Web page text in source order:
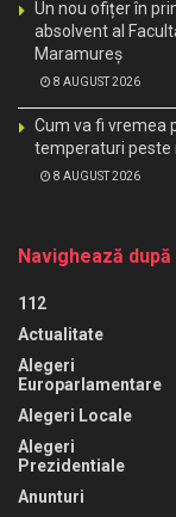
Un nou ofițer în
absolvent al
Maramureș
8 AUGUST 2026
Cum va fi vremea
temperaturi peste
8 AUGUST 2026
Navighează
112
Actualitate
Alegeri
Europarlamentare
Alegeri Locale
Alegeri
Prezidentiale
Anunturi